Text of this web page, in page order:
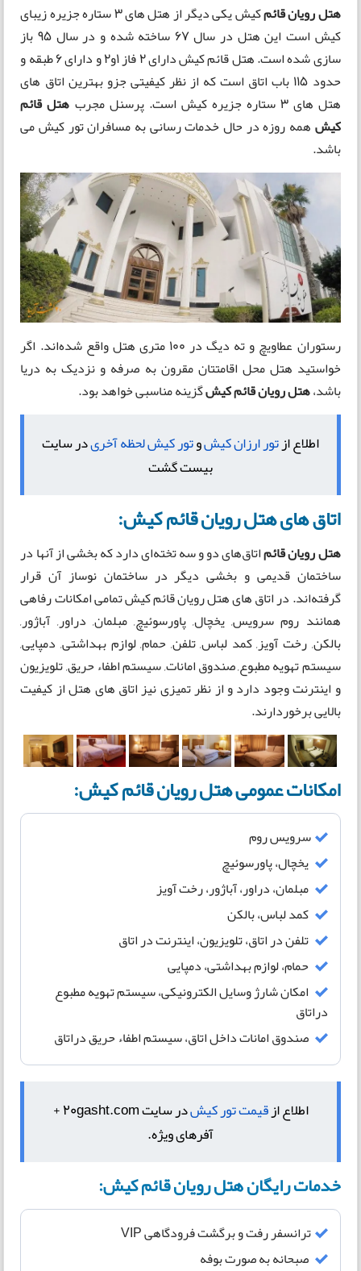
هتل رویان قائم
کیش یکی دیگر از هتل های 3 ستاره جزیره زیبای
کیش است این هتل در سال 67 ساخته شده و در سال 95 باز
سازی شده است. هتل قائم کیش دارای 2 فاز 1و2 و دارای 6 طبقه و
حدود 115 باب اتاق است که از نظر کیفیتی جزو بهترین اتاق های
هتل های 3 ستاره جزیره کیش است. پرسنل مجرب
هتل قائم
کیشهمه روزه در حال خدمات رسانی به مسافران تور کیش می
باشد.
رستوران عطاویچ و ته دیگ در 100 متری هتل واقع شده‌اند. اگر
خواستید هتل محل اقامتتان مقرون به صرفه و نزدیک به دریا
باشد،هتل رویان قائم کیشگزینه مناسبی خواهد بود.
اطلاع ازتور ارزان کیشوتور کیش لحظه آخریدر سایت
بیست گشت
اتاق های هتل رویان قائم کیش:
هتل رویان قائماتاق‌های دو و سه تخته‌ای دارد که بخشی از آنها در
ساختمان قدیمی و بخشی دیگر در ساختمان نوساز آن قرار
گرفته‌اند. در اتاق های هتل رویان قائم کیش تمامی امکانات رفاهی
همانند روم سرویس, یخچال, پاورسوئیچ, مبلمان, دراور, آباژور,
بالکن, رخت آویز, کمد لباس, تلفن, حمام, لوازم بهداشتی, دمپایی,
سیستم تهویه مطبوع, صندوق امانات, سیستم اطفاء حریق, تلویزیون
و اینترنت وجود دارد و از نظر تمیزی نیز اتاق های هتل از کیفیت
بالایی برخوردارند.
امکانات عمومی هتل رویان قائم کیش:
سرویس روم
یخچال، پاورسوئیچ
مبلمان، دراور، آباژور، رخت آویز
کمد لباس، بالکن
تلفن در اتاق، تلویزیون، اینترنت در اتاق
حمام، لوازم بهداشتی، دمپایی
امکان شارژ وسایل الکترونیکی، سیستم تهویه مطبوع
دراتاق
صندوق امانات داخل اتاق، سیستم اطفاء حریق دراتاق
اطلاع ازقیمت تور کیش
در سایت 20gasht.com +
آفرهای ویژه.
خدمات رایگان هتل رویان قائم کیش:
ترانسفر رفت و برگشت فرودگاهی VIP
صبحانه به صورت بوفه